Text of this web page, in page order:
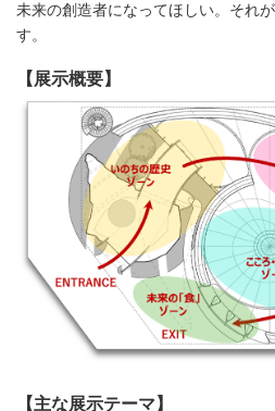
未来の創造者になってほしい。それ
す。
【展示概要】
【主な展示テーマ】